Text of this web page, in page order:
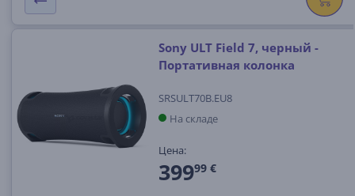
Sony ULT Field 7, черный -
Портативная колонка
SRSULT70B.EU8
На складе
Цена:
39999 €